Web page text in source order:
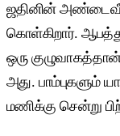
ஜதினின்
கொள்கிறார்.
ஒரு
அது. பாம்புகளும்
மணிக்கு சென்று